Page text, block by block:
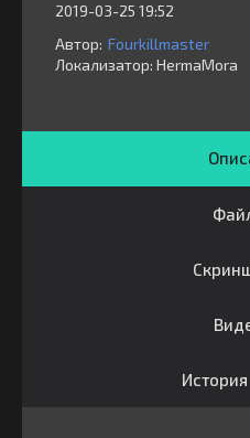
2019-03-25 19:52
Автор: Fourkillmaster
Локализатор: ⁣⁣⁣HermaMora